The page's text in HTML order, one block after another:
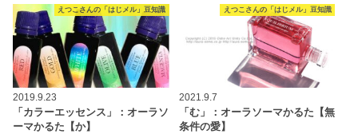
えつこさんの「はじメル」豆知識
2019.9.23
「カラーエッセンス」：オーラソ
ーマかるた【か】
えつこさんの「はじメル」豆知識
2021.9.7
「む」：オーラソーマかるた【無
条件の愛】